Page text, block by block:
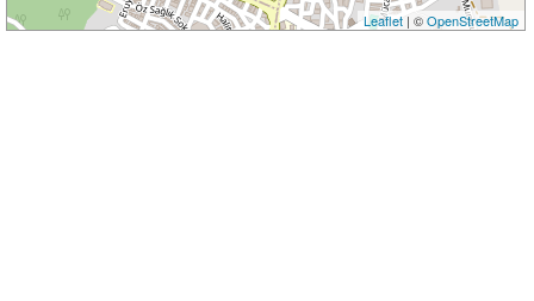
Leaflet| ©OpenStreetMap